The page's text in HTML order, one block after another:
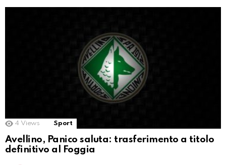
4 Views Sport
Avellino, Panico saluta: trasferimento a titolo
definitivo al Foggia